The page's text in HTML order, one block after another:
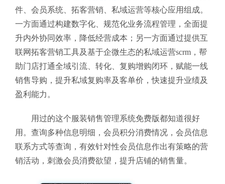
件、会员系统、拓客营销、私域运营等核心应用组成。
一方面通过构建数字化、规范化业务流程管理，全面提
升内外协同效率，降低经营成本；另一方面通过提供互
联网拓客营销工具及基于企微生态的私域运营scrm，帮
助门店打通全域引流、转化、复购增购闭环，赋能一线
销售导购，提升私域复购率及客单价，快速提升业绩及
盈利能力。
用过的这个服装销售管理系统免费版都知道很好
用。查询多种信息明细，会员积分消费情况，会员信息
联系方式等查询，有效针对性会员信息作出有策略的营
销活动，刺激会员消费欲望，提升店铺的销售量。